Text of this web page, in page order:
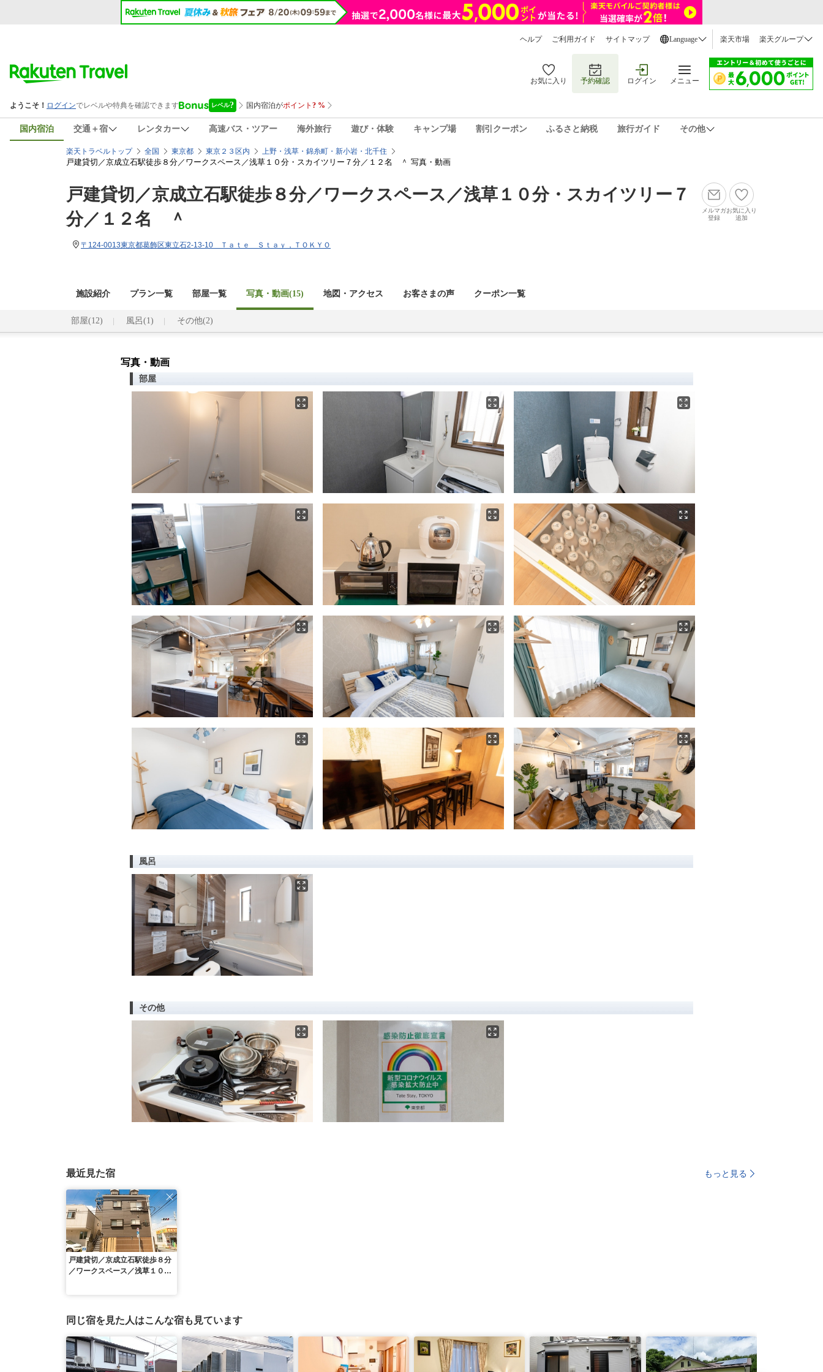
ヘルプ ご利用ガイド サイトマップ Language 楽天市場 楽天グループ
お気に入り 予約確認 ログイン メニュー
国内宿泊 交通＋宿 レンタカー 高速バス・ツアー 海外旅行 遊び・体験 キャンプ場 割引クーポン ふるさと納税 旅行ガイド その他
楽天トラベルトップ 全国 東京都 東京２３区内 上野・浅草・錦糸町・新小岩・北千住
戸建貸切／京成立石駅徒歩８分／ワークスペース／浅草１０分・スカイツリー７分／１２名 ＾ 写真・動画
戸建貸切／京成立石駅徒歩８分／ワークスペース／浅草１０分・スカイツリー７
分／１２名 ＾
〒124-0013東京都葛飾区東立石2-13-10 Ｔａｔｅ Ｓｔａｙ，ＴＯＫＹＯ
メルマガ
登録
お気に入り
追加
施設紹介 プラン一覧 部屋一覧 写真・動画(15) 地図・アクセス お客さまの声 クーポン一覧
部屋(12) 風呂(1) その他(2)
写真・動画
部屋
風呂
その他
最近見た宿 もっと見る
戸建貸切／京成立石駅徒歩８分
／ワークスペース／浅草１０
同じ宿を見た人はこんな宿も見ています